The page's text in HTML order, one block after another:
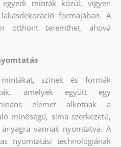
egyedi minták közül, vigyen
formájában. A
otthont teremthet, ahová
színek és formák
amelyek együtt egy
elemet alkotnak a
minőségű, sima szerkezetű,
vannak nyomtatva. A
nyomtatási technológiának